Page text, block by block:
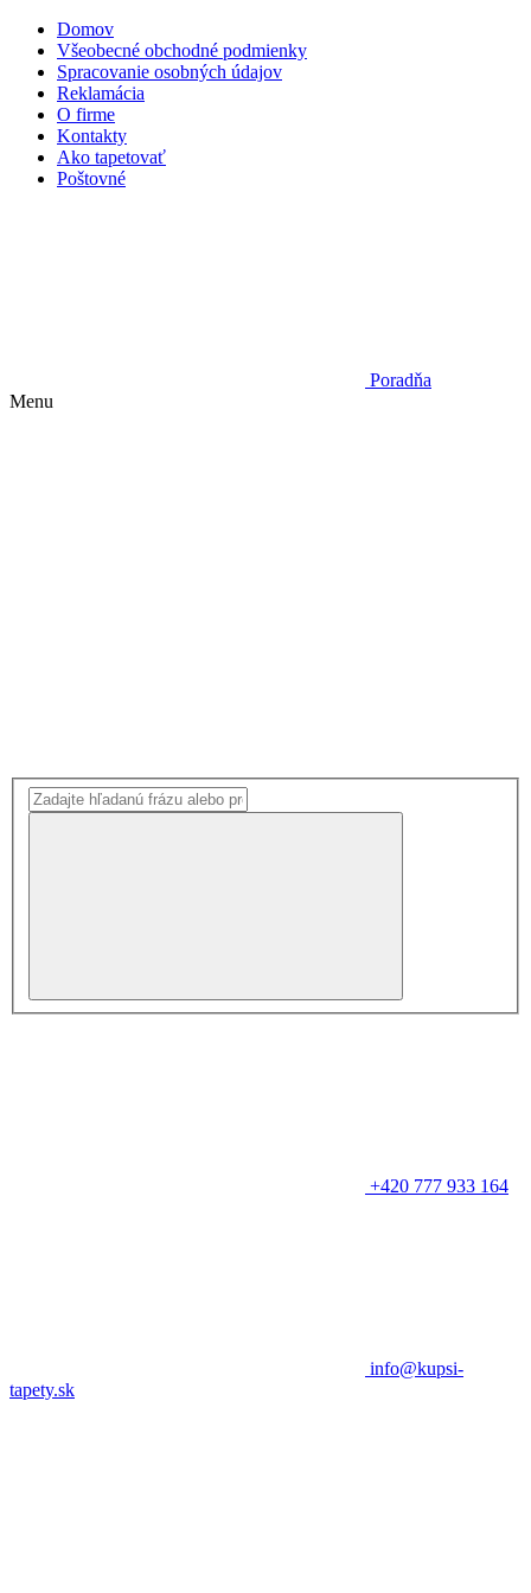
Domov
Všeobecné obchodné podmienky
Spracovanie osobných údajov
Reklamácia
O firme
Kontakty
Ako tapetovať
Poštovné
Poradňa
Menu
+420 777 933 164
info@kupsi-
tapety.sk